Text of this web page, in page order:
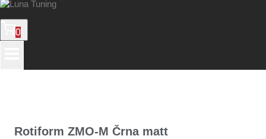
0
Rotiform ZMO-M Črna matt